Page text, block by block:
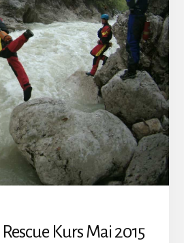
Kurs Mai 2015